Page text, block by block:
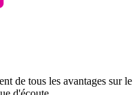
de tous les avantages sur le